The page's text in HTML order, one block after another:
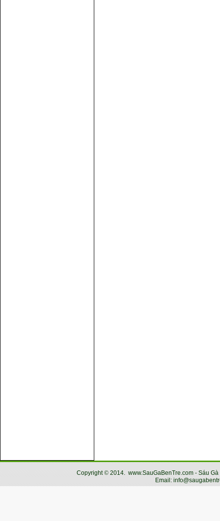
Copyright© 2014. www.SauGaBenTre.com - Sáu
Email: